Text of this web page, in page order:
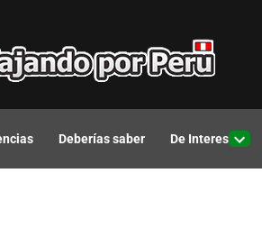
Deberías saber De Interes